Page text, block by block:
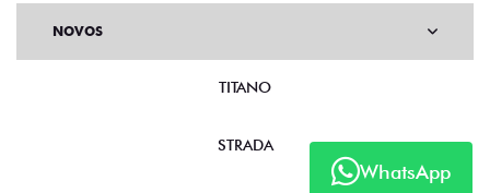
WhatsApp
NOVOS
TITANO
STRADA